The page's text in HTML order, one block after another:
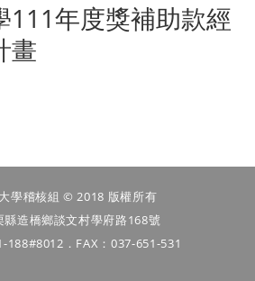
111年度獎補助款經
畫
學稽核組 © 2018 版權所有
縣造橋鄉談文村學府路168號
188#8012．FAX：037-651-531